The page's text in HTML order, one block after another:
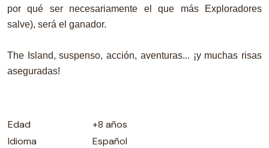
por qué ser necesariamente el que más Exploradores
salve), será el ganador.
The Island, suspenso, acción, aventuras... ¡y muchas risas
aseguradas!
Edad
+8 años
Idioma
Español